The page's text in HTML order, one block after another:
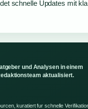
schnelle Updates mit
und Analysen in einem
aktualisiert.
kuratiert fur schnelle